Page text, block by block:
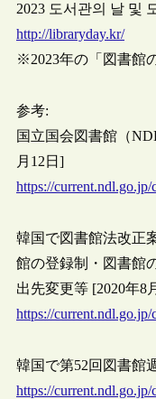
2023 도서관의 날 및
http://libraryday.kr/
※2023年の「図書館
参考:
国立国会図書館（
月12日]
https://current.ndl.go.jp/
韓国で図書館法改正
館の登録制・図書館
出先変更等 [2020年8
https://current.ndl.go.jp/
韓国で第52回図書館
https://current.ndl.go.jp/